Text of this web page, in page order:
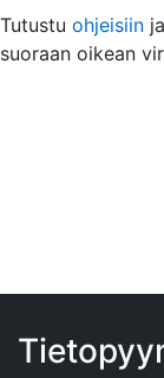
Tutustu ohjeisiin
suoraan oikean